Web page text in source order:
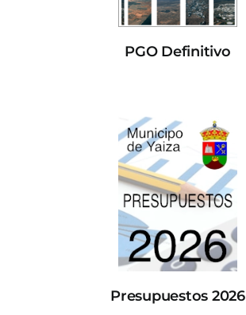
PGO Definitivo
Presupuestos 2026